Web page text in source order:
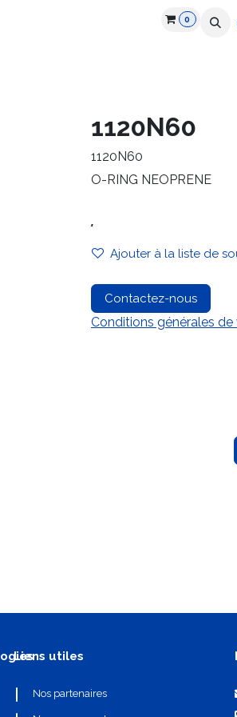
Recrutement 0
1120N60
1120N60
O-RING NEOPRENE
.
Ajouter à la liste de
Contactez-nous
Conditions générales de
Liens utiles
Nos partenaires